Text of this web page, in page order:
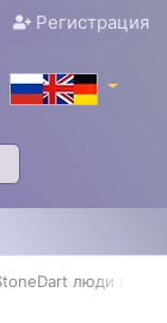
Регистрация
люди